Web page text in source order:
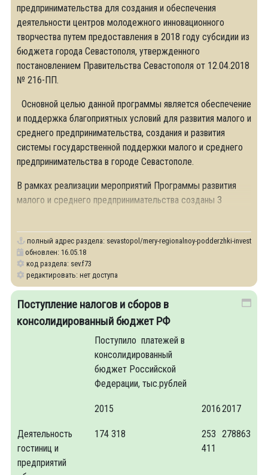
предпринимательства для создания и обеспечения
деятельности центров молодежного инновационного
творчества путем предоставления в 2018 году субсидии из
бюджета города Севастополя, утвержденного
постановлением Правительства Севастополя от 12.04.2018
№ 216-ПП.
Основной целью данной программы является обеспечение
и поддержка благоприятных условий для развития малого и
среднего предпринимательства, создания и развития
системы государственной поддержки малого и среднего
предпринимательства в городе Севастополе.
В рамках реализации мероприятий Программы развития
малого и среднего предпринимательства созданы 3
полный адрес раздела: sevastopol/mery-regionalnoy-podderzhki-investorov-
обновлен: 16.05.18
код раздела: sev.f73
редактировать: нет доступа
Поступление налогов и сборов в
консолидированный бюджет РФ
Поступило платежей в
консолидированный
бюджет Российской
Федерации, тыс.рублей
2015 20162017
Деятельность
гостиниц и
предприятий
174 318
253
411
278863